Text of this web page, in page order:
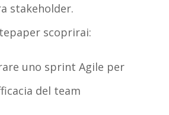
stakeholder.
scoprirai:
uno sprint Agile per
del team